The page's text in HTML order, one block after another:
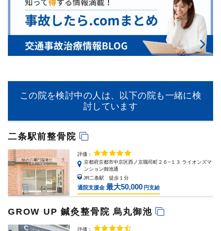
この院を検討中の人は、以下の院も一緒に検
討しています
二条駅前整骨院
評価：
京都府京都市中京区西ノ京職司町２６−１３ ライオンズマ
ンション御池通
JR二条駅 徒歩１分
通院支援金 最大50,000 円支給
GROW UP 鍼灸整骨院 烏丸御池
評価：